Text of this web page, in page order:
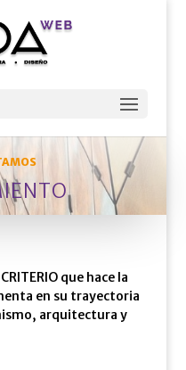
que hace la
en su trayectoria
arquitectura y